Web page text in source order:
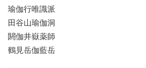
瑜伽行唯識派
田谷山瑜伽洞
閼伽井嶽薬師
鶴見岳伽藍岳